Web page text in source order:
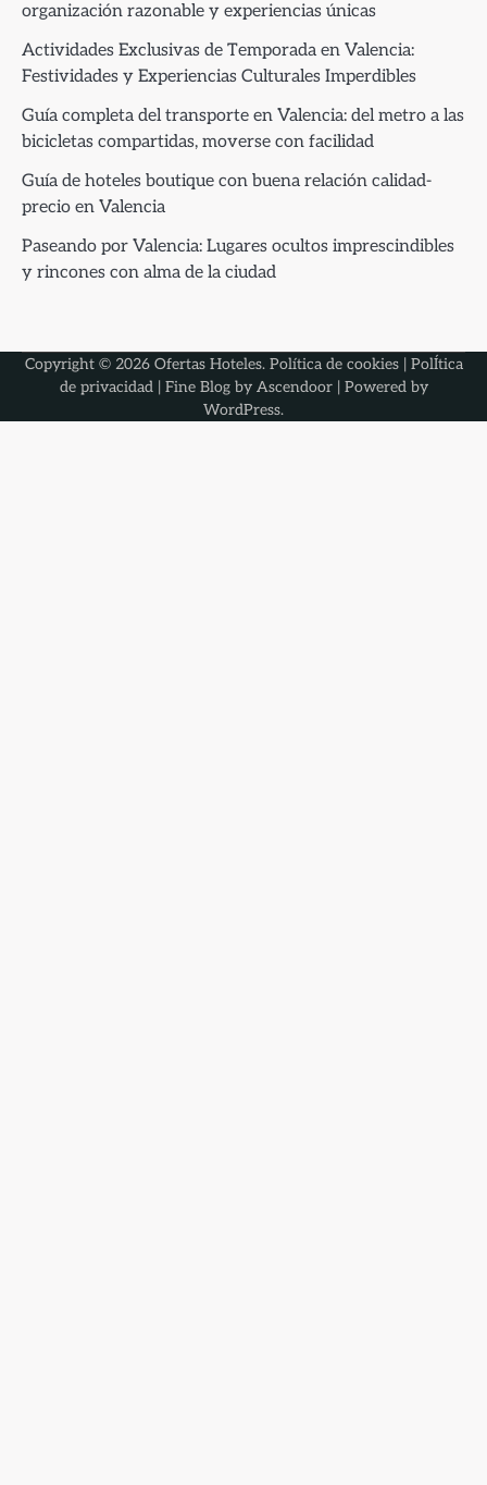
organización razonable y experiencias únicas
Actividades Exclusivas de Temporada en Valencia:
Festividades y Experiencias Culturales Imperdibles
Guía completa del transporte en Valencia: del metro a las
bicicletas compartidas, moverse con facilidad
Guía de hoteles boutique con buena relación calidad-
precio en Valencia
Paseando por Valencia: Lugares ocultos imprescindibles
y rincones con alma de la ciudad
Copyright © 2026 Ofertas Hoteles. Política de cookies| PolÍtica
de privacidad| Fine Blog by Ascendoor| Powered by
WordPress.